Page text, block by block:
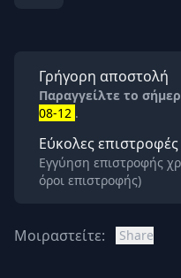
Γρήγορη αποστολή
Παραγγείλτε το
08-12 .
Εύκολες επιστροφές
Εγγύηση επιστροφής
όροι επιστροφής)
Μοιραστείτε: Share